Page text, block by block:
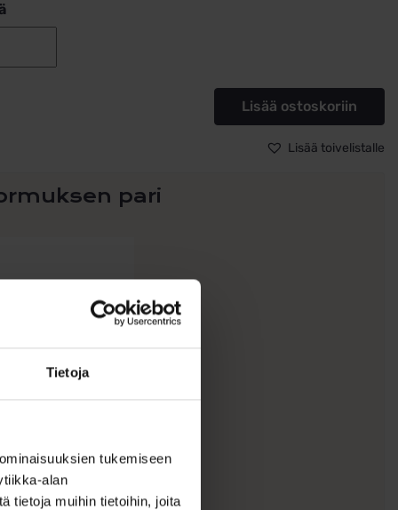
Tietoja
tukemiseen
alan
tietoja muihin tietoihin, joita
Lisää ostoskoriin
Lisää toivelistalle
pari
White